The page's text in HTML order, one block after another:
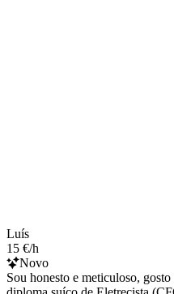
Luís
15 €/h
Novo
Sou honesto e meticuloso,